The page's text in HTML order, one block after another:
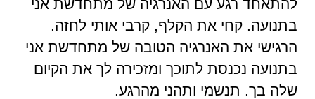
להתאחד רגע עם האנרגיה של מתחדשת אני
בתנועה. קחי את הקלף, קרבי אותי לחזה.
הרגישי את האנרגיה הטובה של מתחדשת אני
בתנועה נכנסת לתוכך ומזכירה לך את הקיום
שלה בך. תנשמי ותהני מהרגע.